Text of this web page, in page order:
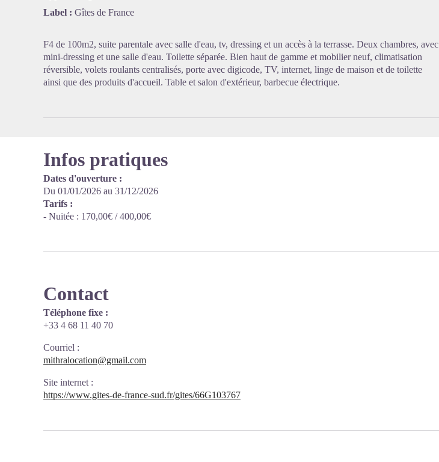
Label : Gîtes de France
F4 de 100m2, suite parentale avec salle d'eau, tv, dressing et un accès à la terrasse. Deux chambres, avec
mini-dressing et une salle d'eau. Toilette séparée. Bien haut de gamme et mobilier neuf, climatisation
réversible, volets roulants centralisés, porte avec digicode, TV, internet, linge de maison et de toilette
ainsi que des produits d'accueil. Table et salon d'extérieur, barbecue électrique.
Infos pratiques
Dates d'ouverture :
Du 01/01/2026 au 31/12/2026
Tarifs :
- Nuitée : 170,00€ / 400,00€
Contact
Téléphone fixe :
+33 4 68 11 40 70
Courriel :
mithralocation@gmail.com
Site internet :
https://www.gites-de-france-sud.fr/gites/66G103767